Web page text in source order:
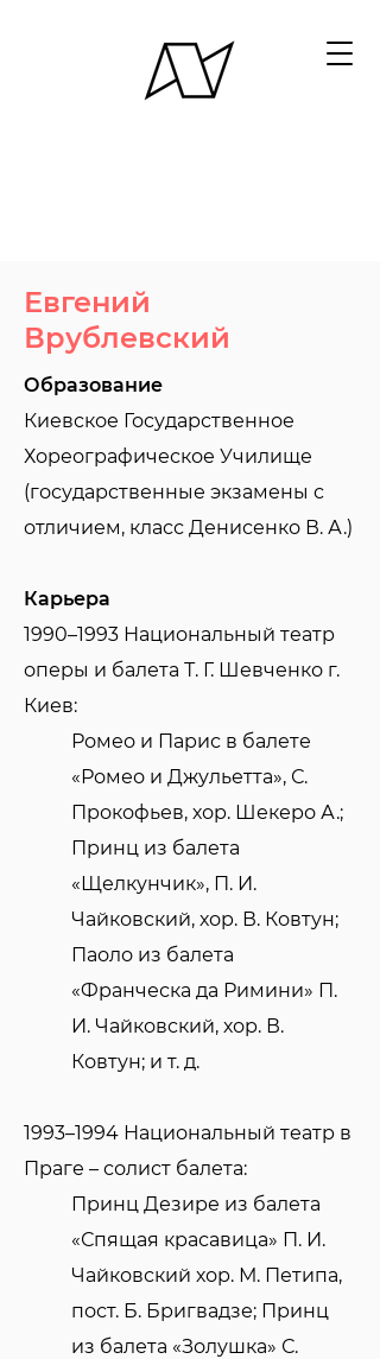
Евгений
Врублевский
Образование
Киевское Государственное
Хореографическое Училище
(государственные экзамены с
отличием, класс Денисенко В. А.)
Карьера
1990–1993 Национальный театр
оперы и балета Т. Г. Шевченко г.
Киев:
Ромео и Парис в балете
«Ромео и Джульетта», С.
Прокофьев, хор. Шекеро А.;
Принц из балета
«Щелкунчик», П. И.
Чайковский, хор. В. Ковтун;
Паоло из балета
«Франческа да Римини» П.
И. Чайковский, хор. В.
Ковтун; и т. д.
1993–1994 Национальный театр в
Праге – солист балета:
Принц Дезире из балета
«Спящая красавица» П. И.
Чайковский хор. М. Петипа,
пост. Б. Бригвадзе; Принц
из балета «Золушка» С.